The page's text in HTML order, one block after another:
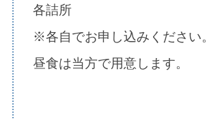
各詰所
※各自でお申し込みください
昼食は当方で用意します。